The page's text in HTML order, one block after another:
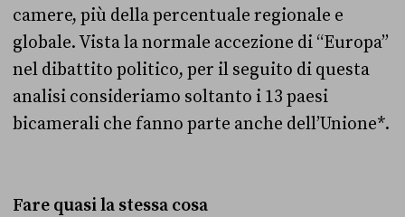
camere, più della percentuale regionale e
globale. Vista la normale accezione di “Europa”
nel dibattito politico, per il seguito di questa
analisi consideriamo soltanto i 13 paesi
bicamerali che fanno parte anche dell’Unione*.
Fare quasi la stessa cosa